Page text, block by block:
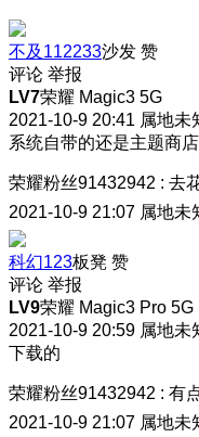
不及112233沙发 赞
评论 举报
LV7荣耀 Magic3 5G
2021-10-9 20:41 属地未
系统自带的还是主题商
荣耀粉丝91432942 : 去
2021-10-9 21:07 属地未
科幻123板凳 赞
评论 举报
LV9荣耀 Magic3 Pro 5G
2021-10-9 20:59 属地未
下载的
荣耀粉丝91432942 : 有
2021-10-9 21:07 属地未